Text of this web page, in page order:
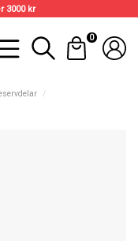
3000 kr
0